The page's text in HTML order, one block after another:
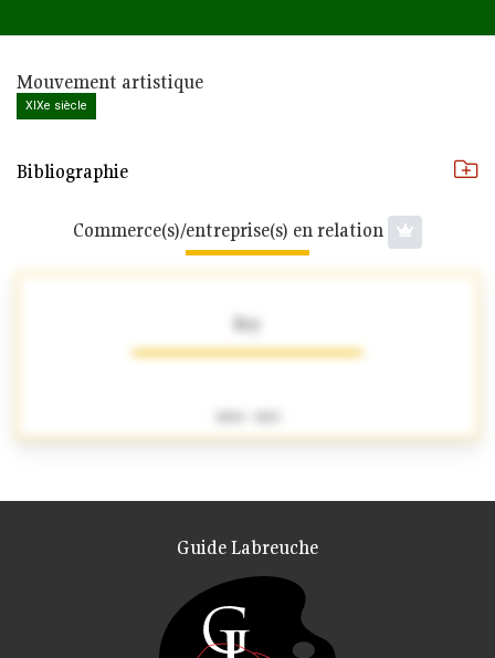
Mouvement artistique
XIXe siècle
Bibliographie
Commerce(s)/entreprise(s) en relation
Rey
Guide Labreuche